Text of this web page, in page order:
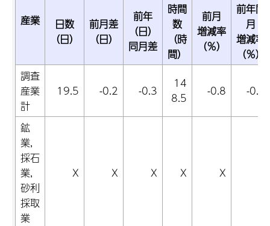
産業
日数
（日）
前月差
（日）
前年
（日）
同月差
時間
数
（時
間）
前月
増減率
（％）
前年同
月
増減率
（％）
調査
産業
計
19.5 -0.2 -0.3
14
8.5
-0.8 -0.9
鉱
業,
採石
業,
砂利
採取
業
X X X X X